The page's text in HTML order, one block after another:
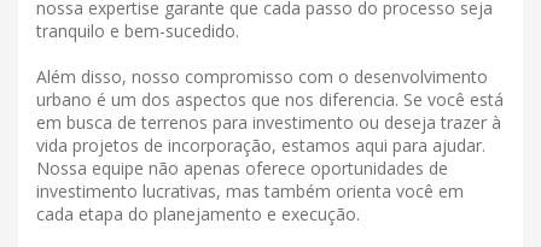
nossa expertise garante que cada passo do processo seja
tranquilo e bem-sucedido.
Além disso, nosso compromisso com o desenvolvimento
urbano é um dos aspectos que nos diferencia. Se você está
em busca de terrenos para investimento ou deseja trazer à
vida projetos de incorporação, estamos aqui para ajudar.
Nossa equipe não apenas oferece oportunidades de
investimento lucrativas, mas também orienta você em
cada etapa do planejamento e execução.